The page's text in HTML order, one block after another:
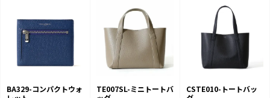
入荷お知らせ
BA329-コンパクトウォ
TE007SL-ミニトートバ
CSTE010-トートバッ